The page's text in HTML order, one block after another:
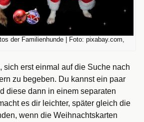
der Familienhunde | Foto: pixabay.com,
sich erst einmal auf die Suche nach
zu begeben. Du kannst ein paar
diese dann in einem separaten
es dir leichter, später gleich die
wenn die Weihnachtskarten